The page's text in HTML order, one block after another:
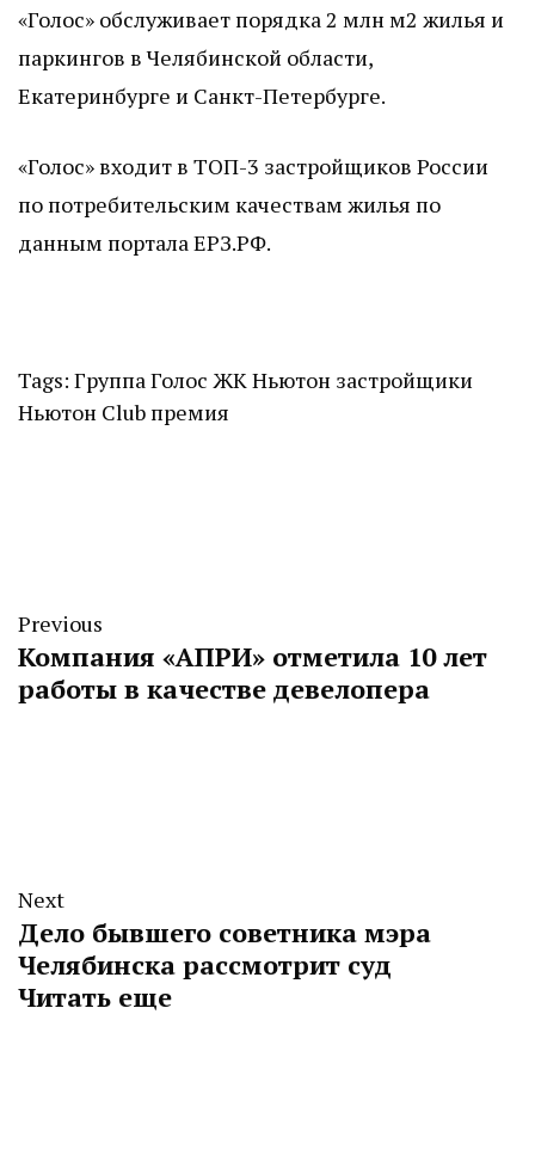
«Голос» обслуживает порядка 2 млн м2 жилья и
паркингов в Челябинской области,
Екатеринбурге и Санкт-Петербурге.
«Голос» входит в ТОП-3 застройщиков России
по потребительским качествам жилья по
данным портала ЕРЗ.РФ.
Tags: Группа Голос ЖК Ньютон застройщики
Ньютон Club премия
Previous
Компания «АПРИ» отметила 10 лет
работы в качестве девелопера
Next
Дело бывшего советника мэра
Челябинска рассмотрит суд
Читать еще